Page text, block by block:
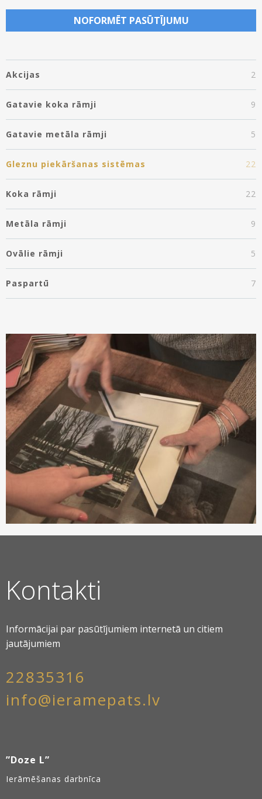
NOFORMĒT PASŪTĪJUMU
Akcijas 2
Gatavie koka rāmji 9
Gatavie metāla rāmji 5
Gleznu piekāršanas sistēmas 22
Koka rāmji 22
Metāla rāmji 9
Ovālie rāmji 5
Paspartū 7
Kontakti
Informācijai par pasūtījumiem internetā un citiem
jautājumiem
22835316
info@ieramepats.lv
”Doze L”
Ierāmēšanas darbnīca